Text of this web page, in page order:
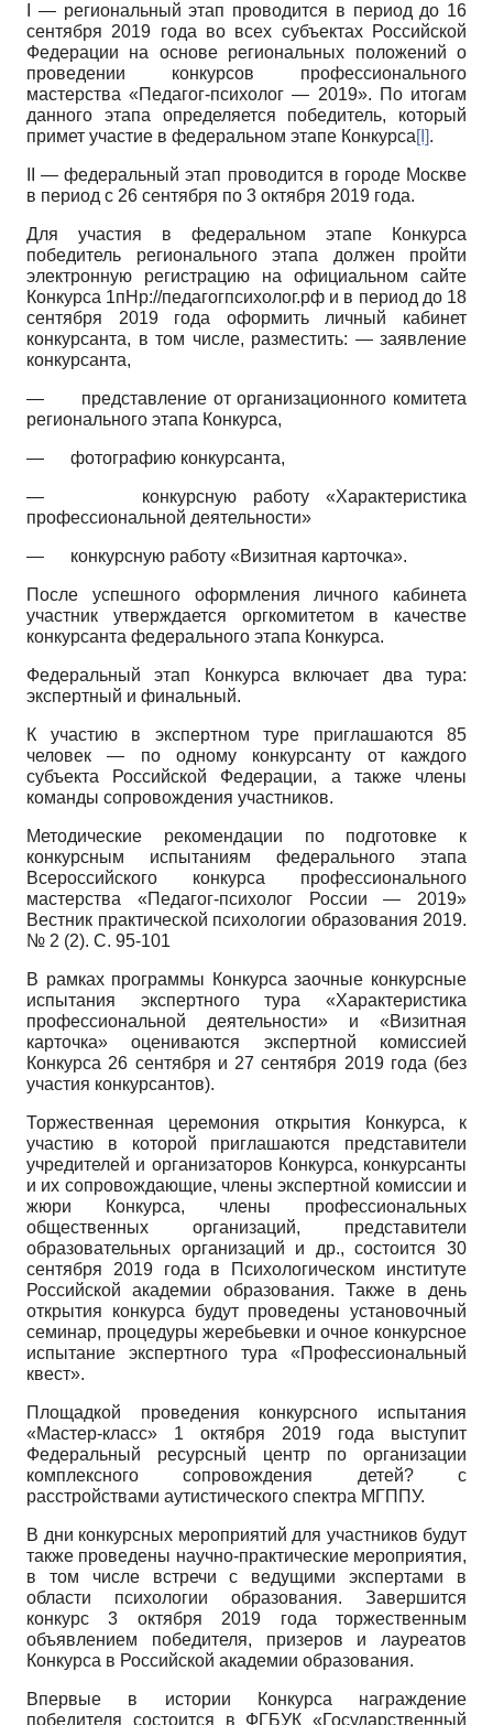
— региональный этап проводится в период до 16
сентября 2019 года во всех субъектах Российской
Федерации на основе региональных положений о
проведении конкурсов профессионального
мастерства «Педагог-психолог — 2019». По итогам
данного этапа определяется победитель, который
примет участие в федеральном этапе Конкурса[I].
II— федеральный этап проводится в городе Москве
в период с 26 сентября по 3 октября 2019 года.
Для участия в федеральном этапе Конкурса
победитель регионального этапа должен пройти
электронную регистрацию на официальном сайте
Конкурса 1пНр://педагогпсихолог.рф и в период до 18
сентября 2019 года оформить личный кабинет
конкурсанта, в том числе, разместить: — заявление
конкурсанта,
— представление от организационного комитета
регионального этапа Конкурса,
— фотографию конкурсанта,
— конкурсную работу «Характеристика
профессиональной деятельности»
— конкурсную работу «Визитная карточка».
После успешного оформления личного кабинета
участник утверждается оргкомитетом в качестве
конкурсанта федерального этапа Конкурса.
Федеральный этап Конкурса включает два тура:
экспертный и финальный.
К участию в экспертном туре приглашаются 85
человек — по одному конкурсанту от каждого
субъекта Российской Федерации, а также члены
команды сопровождения участников.
Методические рекомендации по подготовке к
конкурсным испытаниям федерального этапа
Всероссийского конкурса профессионального
мастерства «Педагог-психолог России — 2019»
Вестник практической психологии образования 2019.
№ 2 (2). С. 95-101
В рамках программы Конкурса заочные конкурсные
испытания экспертного тура «Характеристика
профессиональной деятельности» и «Визитная
карточка» оцениваются экспертной комиссией
Конкурса 26 сентября и 27 сентября 2019 года (без
участия конкурсантов).
Торжественная церемония открытия Конкурса, к
участию в которой приглашаются представители
учредителей и организаторов Конкурса, конкурсанты
и их сопровождающие, члены экспертной комиссии и
жюри Конкурса, члены профессиональных
общественных организаций, представители
образовательных организаций и др., состоится 30
сентября 2019 года в Психологическом институте
Российской академии образования. Также в день
открытия конкурса будут проведены установочный
семинар, процедуры жеребьевки и очное конкурсное
испытание экспертного тура «Профессиональный
квест».
Площадкой проведения конкурсного испытания
«Мастер-класс» 1 октября 2019 года выступит
Федеральный ресурсный центр по организации
комплексного сопровождения детей? с
расстройствами аутистичес­кого спектра МГППУ.
В дни конкурсных мероприятий для участников будут
также проведены научно-практические мероприятия,
в том числе встречи с ведущими экспертами в
области психологии образования. Завершится
конкурс 3 октября 2019 года торжественным
объявлением победителя, призеров и лауреатов
Конкурса в Российской академии образования.
Впервые в истории Конкурса награждение
победителя состоится в ФГБУК «Государственный